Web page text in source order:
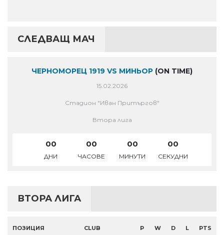
СЛЕДВАЩ МАЧ
ЧЕРНОМОРЕЦ 1919 VS МИНЬОР (ON TIME)
15.02.2026
Стадион "Иван Притъргов"
Втора лига
00
ДНИ
00
ЧАСОВЕ
00
МИНУТИ
00
СЕКУДНИ
ВТОРА ЛИГА
ПОЗИЦИЯ CLUB P W D L PTS